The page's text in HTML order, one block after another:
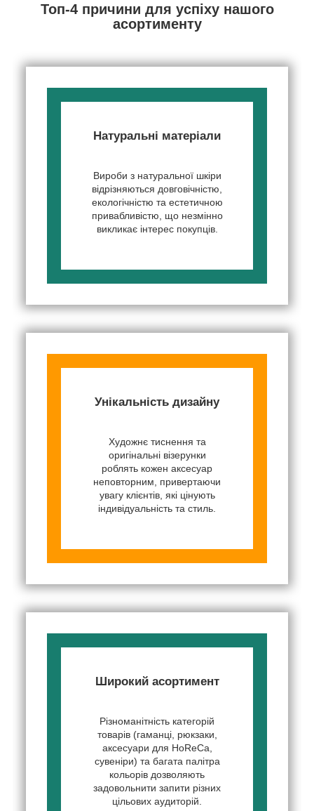
Топ-4 причини для успіху нашого
асортименту
Натуральні матеріали
Вироби з натуральної шкіри
відрізняються довговічністю,
екологічністю та естетичною
привабливістю, що незмінно
викликає інтерес покупців.
Унікальність дизайну
Художнє тиснення та
оригінальні візерунки
роблять кожен аксесуар
неповторним, привертаючи
увагу клієнтів, які цінують
індивідуальність та стиль.
Широкий асортимент
Різноманітність категорій
товарів (гаманці, рюкзаки,
аксесуари для HoReCa,
сувеніри) та багата палітра
кольорів дозволяють
задовольнити запити різних
цільових аудиторій.